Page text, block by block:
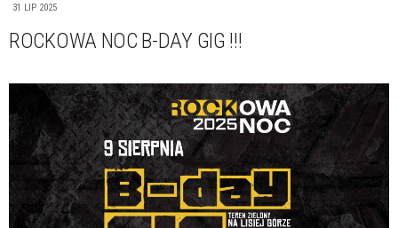
31 LIP 2025
ROCKOWA NOC B-DAY GIG !!!